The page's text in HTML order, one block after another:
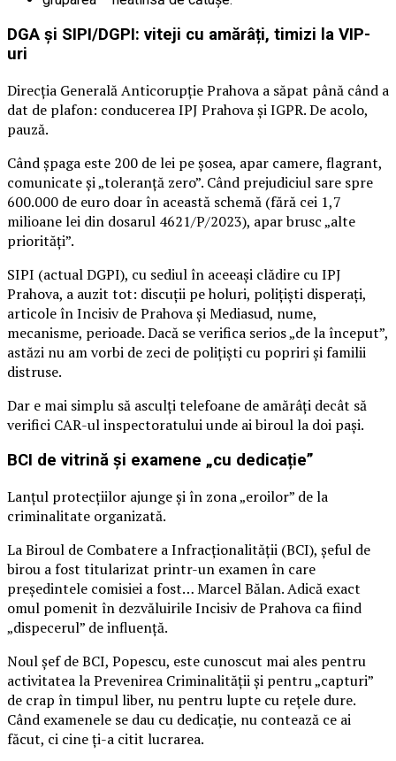
DGA și SIPI/DGPI: viteji cu amărâți, timizi la VIP-
uri
Direcția Generală Anticorupție Prahova a săpat până când a
dat de plafon: conducerea IPJ Prahova și IGPR. De acolo,
pauză.
Când șpaga este 200 de lei pe șosea, apar camere, flagrant,
comunicate și „toleranță zero”. Când prejudiciul sare spre
600.000 de euro doar în această schemă (fără cei 1,7
milioane lei din dosarul 4621/P/2023), apar brusc „alte
priorități”.
SIPI (actual DGPI), cu sediul în aceeași clădire cu IPJ
Prahova, a auzit tot: discuții pe holuri, polițiști disperați,
articole în Incisiv de Prahova și Mediasud, nume,
mecanisme, perioade. Dacă se verifica serios „de la început”,
astăzi nu am vorbi de zeci de polițiști cu popriri și familii
distruse.
Dar e mai simplu să asculți telefoane de amărâți decât să
verifici CAR-ul inspectoratului unde ai biroul la doi pași.
BCI de vitrină și examene „cu dedicație”
Lanțul protecțiilor ajunge și în zona „eroilor” de la
criminalitate organizată.
La Biroul de Combatere a Infracționalității (BCI), șeful de
birou a fost titularizat printr-un examen în care
președintele comisiei a fost… Marcel Bălan. Adică exact
omul pomenit în dezvăluirile Incisiv de Prahova ca fiind
„dispecerul” de influență.
Noul șef de BCI, Popescu, este cunoscut mai ales pentru
activitatea la Prevenirea Criminalității și pentru „capturi”
de crap în timpul liber, nu pentru lupte cu rețele dure.
Când examenele se dau cu dedicație, nu contează ce ai
făcut, ci cine ți-a citit lucrarea.